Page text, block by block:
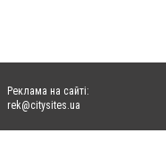
Реклама на сайті:
rek@citysites.ua